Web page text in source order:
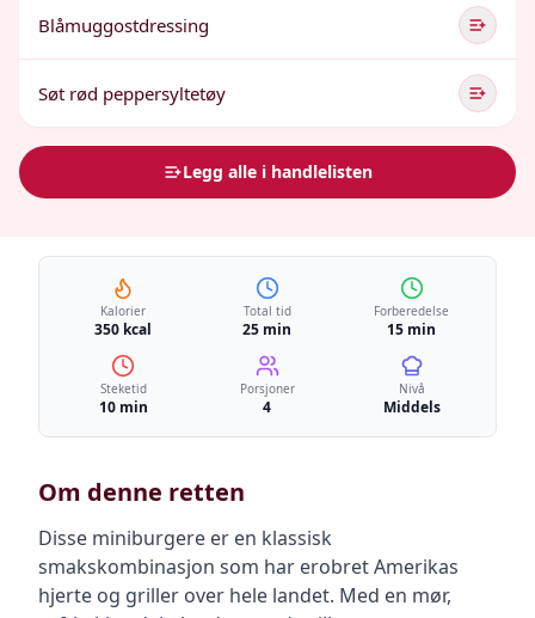
Blåmuggostdressing
Søt rød peppersyltetøy
Legg alle i handlelisten
Kalorier
350 kcal
Total tid
25 min
Forberedelse
15 min
Steketid
10 min
Porsjoner
4
Nivå
Middels
Om denne retten
Disse miniburgere er en klassisk
smakskombinasjon som har erobret Amerikas
hjerte og griller over hele landet. Med en mør,